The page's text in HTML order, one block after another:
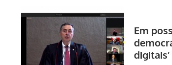
Em
digitais’